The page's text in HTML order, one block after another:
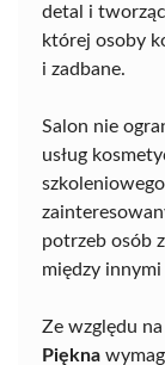
detal i
której osoby
i zadbane.
Salon nie
usług
potrzeb osób
między
Ze względu
Piękna